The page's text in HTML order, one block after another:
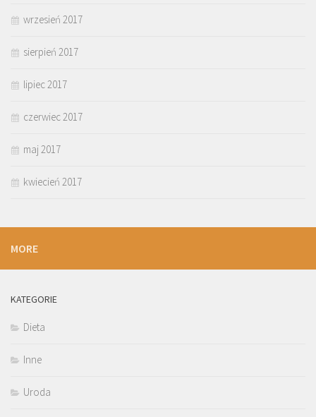
wrzesień 2017
sierpień 2017
lipiec 2017
czerwiec 2017
maj 2017
kwiecień 2017
MORE
KATEGORIE
Dieta
Inne
Uroda